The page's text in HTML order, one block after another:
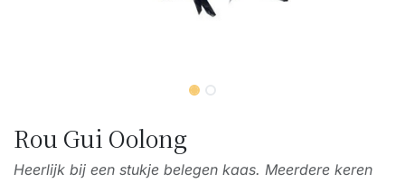
Rou Gui Oolong
Heerlijk bij een stukje belegen kaas. Meerdere keren